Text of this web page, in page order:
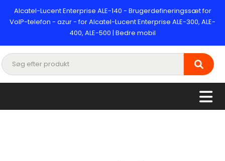
Alcatel-Lucent Enterprise ALE-140 - Brugerdefineringssæt for
VoIP-telefon - azur - for Alcatel-Lucent Enterprise ALE-300, ALE-
400, ALE-500 | Bedre mobil